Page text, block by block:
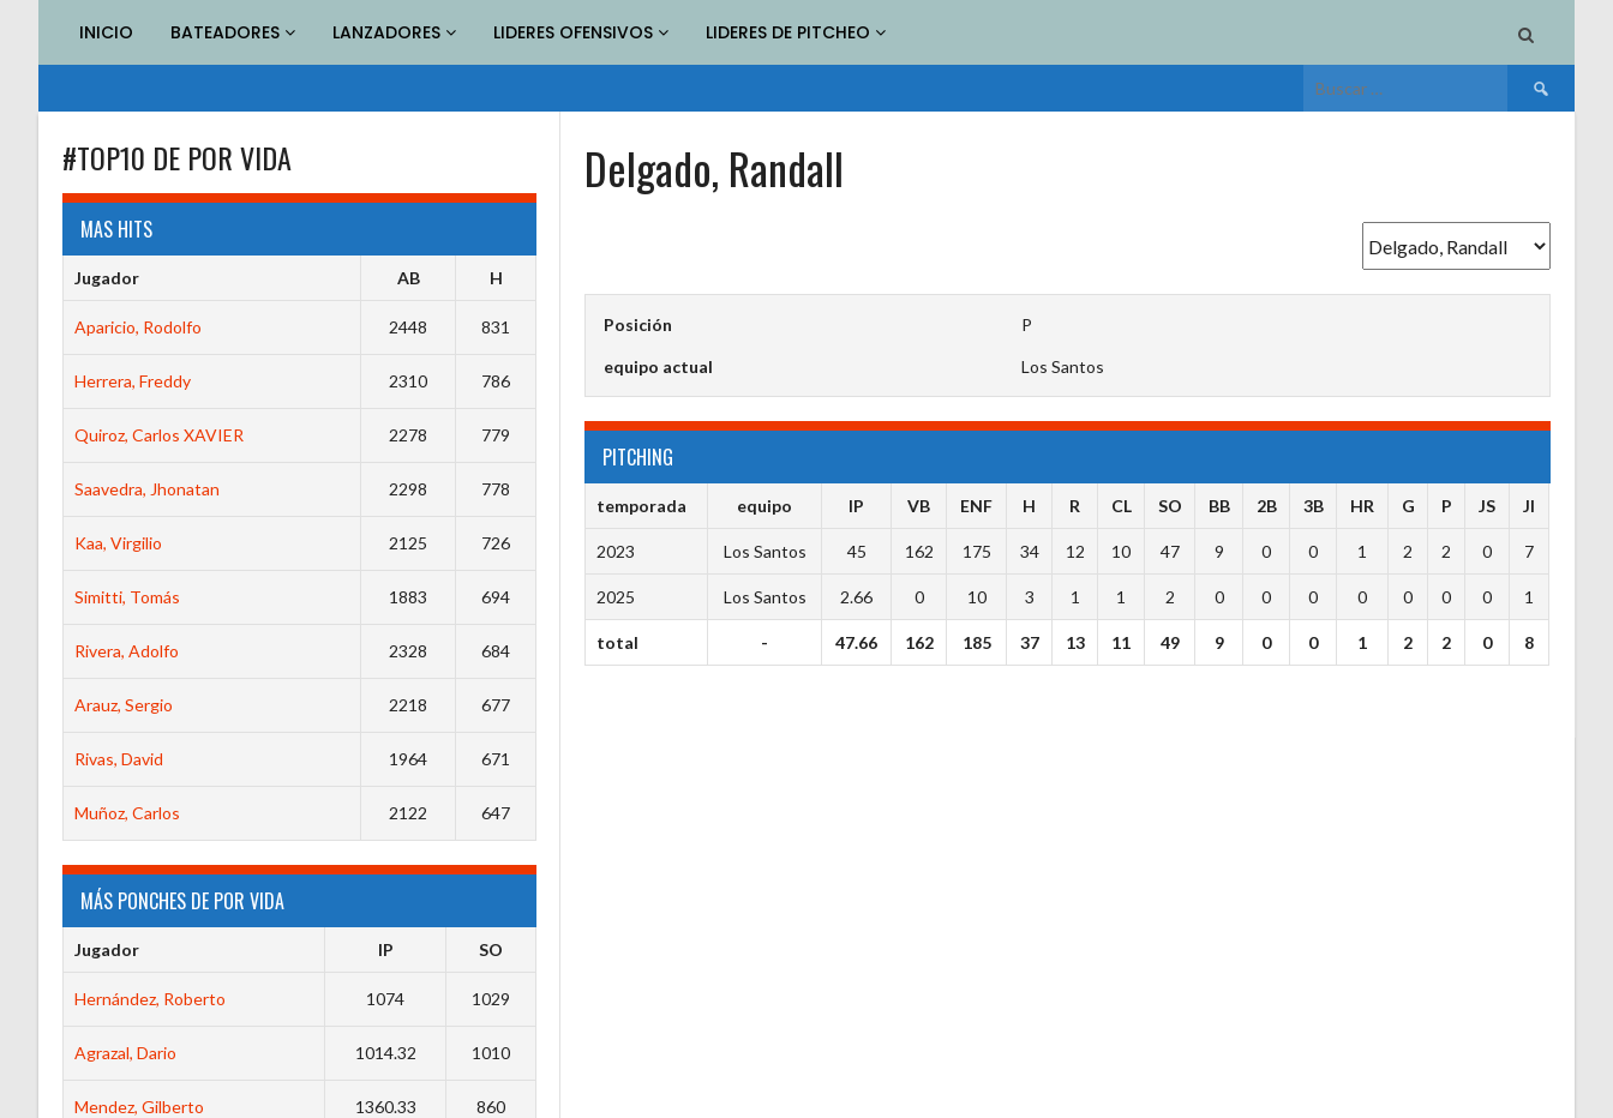
contenido
INICIO BATEADORES LANZADORES LIDERES OFENSIVOS LIDERES DE PITCHEO
Buscar:
Delgado, Randall
Posición P
equipo actual Los Santos
PITCHING
temporada equipo IP VB ENF H R CL SO BB 2B 3B HR G P JS JI
2023 Los Santos 45 162 175 34 12 10 47 9 0 0 1 2 2 0 7
2025 Los Santos 2.66 0 10 3 1 1 2 0 0 0 0 0 0 0 1
total - 47.66 162 185 37 13 11 49 9 0 0 1 2 2 0 8
#TOP10 DE POR VIDA
MAS HITS
Jugador AB H
Aparicio, Rodolfo 2448 831
Herrera, Freddy 2310 786
Quiroz, Carlos XAVIER 2278 779
Saavedra, Jhonatan 2298 778
Kaa, Virgilio 2125 726
Simitti, Tomás 1883 694
Rivera, Adolfo 2328 684
Arauz, Sergio 2218 677
Rivas, David 1964 671
Muñoz, Carlos 2122 647
MÁS PONCHES DE POR VIDA
Jugador IP SO
Hernández, Roberto 1074 1029
Agrazal, Dario 1014.32 1010
Mendez, Gilberto 1360.33 860